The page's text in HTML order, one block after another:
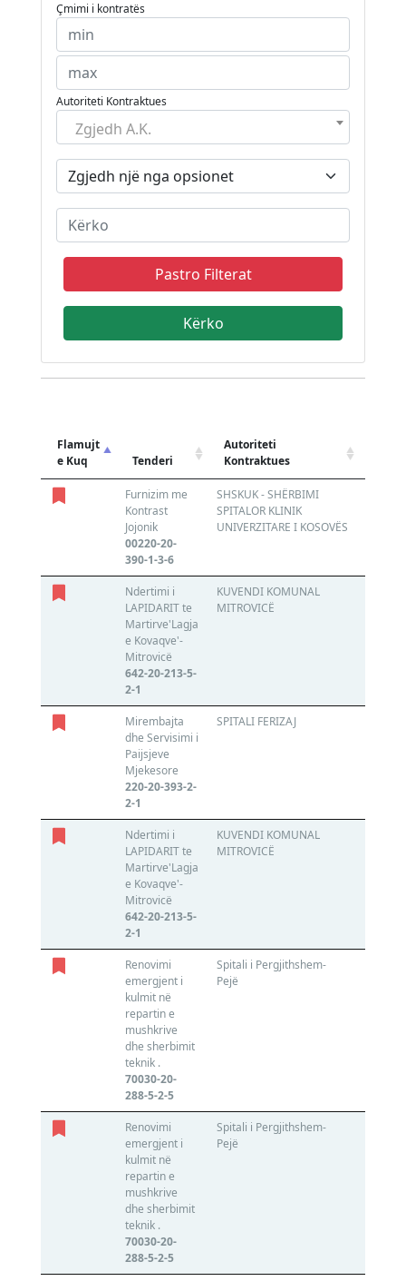
Çmimi i kontratës
Autoriteti Kontraktues
Zgjedh A.K.
Pastro Filterat
Flamujt
e Kuq
Tenderi
Autoriteti
Kontraktues
Furnizim me
Kontrast
Jojonik
00220-20-
390-1-3-6
SHSKUK - SHËRBIMI
SPITALOR KLINIK
UNIVERZITARE I KOSOVËS
Ndertimi i
LAPIDARIT te
Martirve'Lagja
e Kovaqve'-
Mitrovicë
642-20-213-5-
2-1
KUVENDI KOMUNAL
MITROVICË
Mirembajta
dhe Servisimi i
Paijsjeve
Mjekesore
220-20-393-2-
2-1
SPITALI FERIZAJ
Ndertimi i
LAPIDARIT te
Martirve'Lagja
e Kovaqve'-
Mitrovicë
642-20-213-5-
2-1
KUVENDI KOMUNAL
MITROVICË
Renovimi
emergjent i
kulmit në
repartin e
mushkrive
dhe sherbimit
teknik .
70030-20-
288-5-2-5
Spitali i Pergjithshem-
Pejë
Renovimi
emergjent i
kulmit në
repartin e
mushkrive
dhe sherbimit
teknik .
70030-20-
288-5-2-5
Spitali i Pergjithshem-
Pejë